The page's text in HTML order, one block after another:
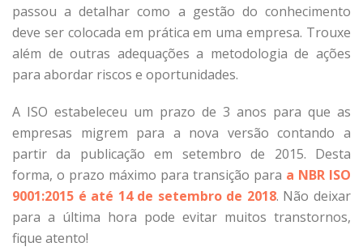
passou a detalhar como a gestão do conhecimento
deve ser colocada em prática em uma empresa. Trouxe
além de outras adequações a metodologia de ações
para abordar riscos e oportunidades.
A ISO estabeleceu um prazo de 3 anos para que as
empresas migrem para a nova versão contando a
partir da publicação em setembro de 2015. Desta
forma, o prazo máximo para transição para a NBR ISO
9001:2015 é até 14 de setembro de 2018. Não deixar
para a última hora pode evitar muitos transtornos,
fique atento!